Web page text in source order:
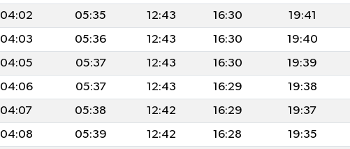
04:02 05:35 12:43 16:30 19:41
04:03 05:36 12:43 16:30 19:40
04:05 05:37 12:43 16:30 19:39
04:06 05:37 12:43 16:29 19:38
04:07 05:38 12:42 16:29 19:37
04:08 05:39 12:42 16:28 19:35